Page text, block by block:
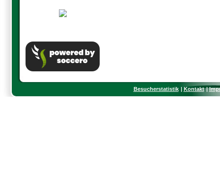
Besucherstatistik Kontakt